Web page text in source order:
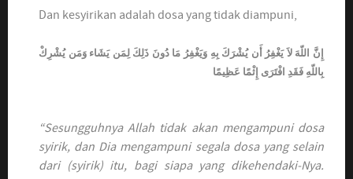
Dan kesyirikan adalah dosa yang tidak diampuni,
إِنَّ اللّهَ لاَ يَغْفِرُ أَن يُشْرَكَ بِهِ وَيَغْفِرُ مَا دُونَ ذَلِكَ لِمَن يَشَاء وَمَن يُشْرِكْ
بِاللّهِ فَقَدِ افْتَرَى إِثْمًا عَظِيمًا
“Sesungguhnya Allah tidak akan mengampuni dosa
syirik, dan Dia mengampuni segala dosa yang selain
dari (syirik) itu, bagi siapa yang dikehendaki-Nya.